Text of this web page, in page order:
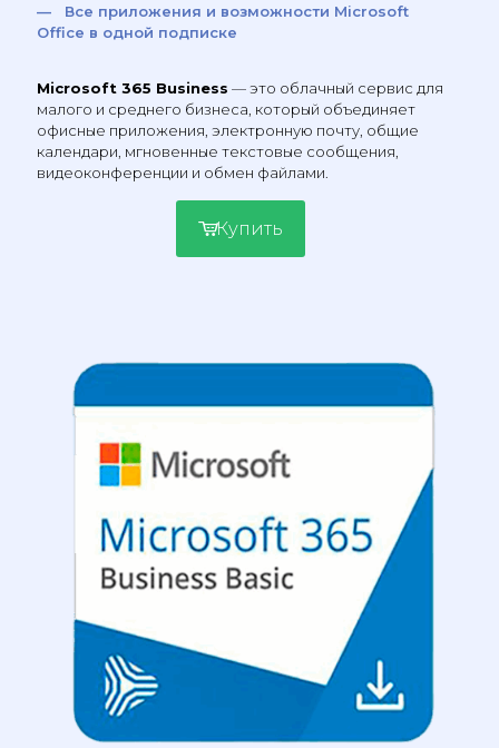
— Все приложения и возможности Microsoft
Office в одной подписке
Microsoft 365 Business — это облачный сервис для
малого и среднего бизнеса, который объединяет
офисные приложения, электронную почту, общие
календари, мгновенные текстовые сообщения,
видеоконференции и обмен файлами.
Купить